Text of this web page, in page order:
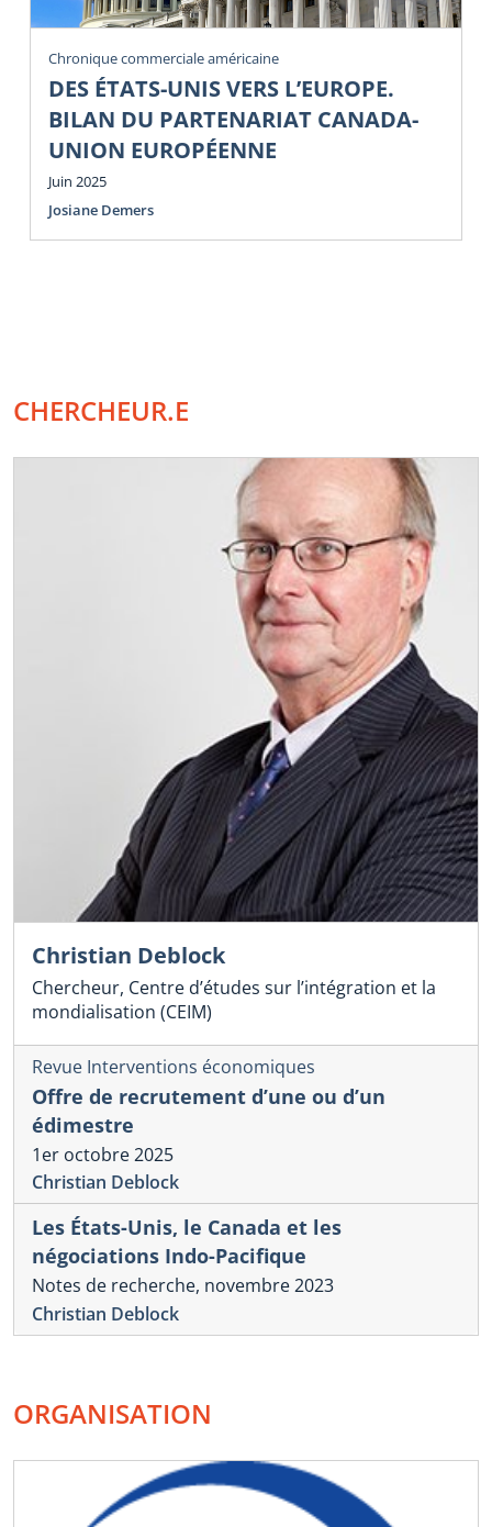
Chronique commerciale américaine
DES ÉTATS-UNIS VERS L’EUROPE.
BILAN DU PARTENARIAT CANADA-
UNION EUROPÉENNE
Juin 2025
Josiane Demers
CHERCHEUR.E
Christian Deblock
Chercheur, Centre d’études sur l’intégration et la
mondialisation (CEIM)
Revue Interventions économiques
Offre de recrutement d’une ou d’un
édimestre
1er octobre 2025
Christian Deblock
Les États-Unis, le Canada et les
négociations Indo-Pacifique
Notes de recherche, novembre 2023
Christian Deblock
ORGANISATION